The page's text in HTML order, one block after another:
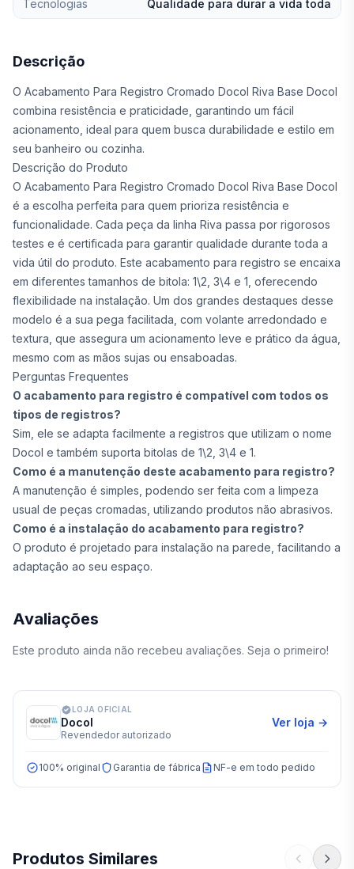
Tecnologias Qualidade para durar a vida toda
Descrição
O Acabamento Para Registro Cromado Docol Riva Base Docol
combina resistência e praticidade, garantindo um fácil
acionamento, ideal para quem busca durabilidade e estilo em
seu banheiro ou cozinha.
Descrição do Produto
O Acabamento Para Registro Cromado Docol Riva Base Docol
é a escolha perfeita para quem prioriza resistência e
funcionalidade. Cada peça da linha Riva passa por rigorosos
testes e é certificada para garantir qualidade durante toda a
vida útil do produto. Este acabamento para registro se encaixa
em diferentes tamanhos de bitola: 1\2, 3\4 e 1, oferecendo
flexibilidade na instalação. Um dos grandes destaques desse
modelo é a sua pega facilitada, com volante arredondado e
textura, que assegura um acionamento leve e prático da água,
mesmo com as mãos sujas ou ensaboadas.
Perguntas Frequentes
O acabamento para registro é compatível com todos os
tipos de registros?
Sim, ele se adapta facilmente a registros que utilizam o nome
Docol e também suporta bitolas de 1\2, 3\4 e 1.
Como é a manutenção deste acabamento para registro?
A manutenção é simples, podendo ser feita com a limpeza
usual de peças cromadas, utilizando produtos não abrasivos.
Como é a instalação do acabamento para registro?
O produto é projetado para instalação na parede, facilitando a
adaptação ao seu espaço.
Avaliações
Este produto ainda não recebeu avaliações. Seja o primeiro!
LOJA OFICIAL
Docol
Revendedor autorizado
Ver loja →
100% original Garantia de fábrica NF-e em todo pedido
Produtos Similares